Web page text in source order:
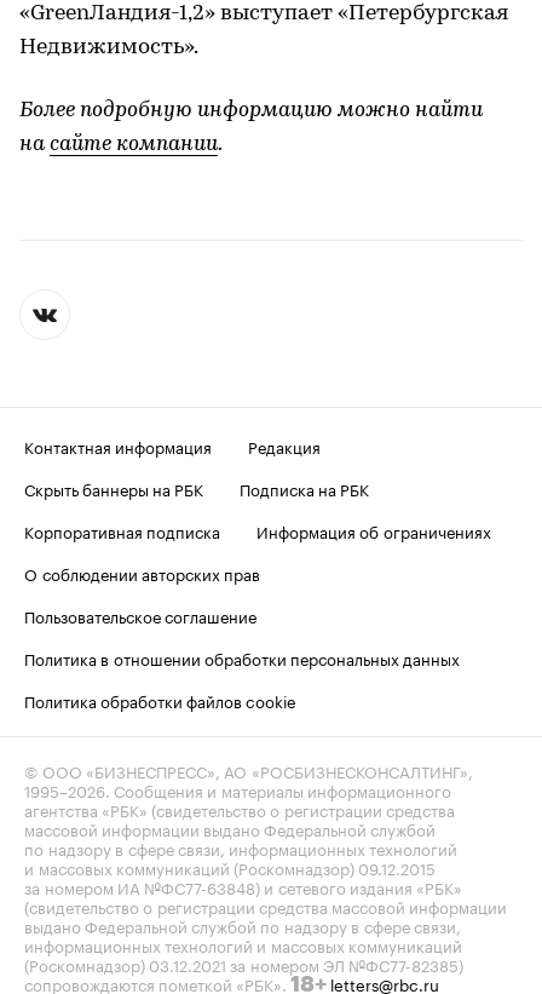
«GreenЛандия-1,2» выступает «Петербургская
Недвижимость».
Более подробную информацию можно найти
на сайте компании.
Контактная информация
Редакция
Скрыть баннеры на РБК
Подписка на РБК
Корпоративная подписка
Информация об ограничениях
О соблюдении авторских прав
Пользовательское соглашение
Политика в отношении обработки персональных данных
Политика обработки файлов cookie
© ООО «БИЗНЕСПРЕСС», АО «РОСБИЗНЕСКОНСАЛТИНГ»,
1995–2026 . Сообщения и материалы информационного
агентства «РБК» (свидетельство о регистрации средства
массовой информации выдано Федеральной службой
по надзору в сфере связи, информационных технологий
и массовых коммуникаций (Роскомнадзор) 09.12.2015
за номером ИА №ФС77-63848) и сетевого издания «РБК»
(свидетельство о регистрации средства массовой информации
выдано Федеральной службой по надзору в сфере связи,
информационных технологий и массовых коммуникаций
(Роскомнадзор) 03.12.2021 за номером ЭЛ №ФС77-82385)
сопровождаются пометкой «РБК». 18+ letters@rbc.ru